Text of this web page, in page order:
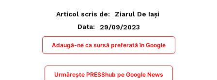
Articol scris de:
Ziarul De Iași
Data:
29/09/2023
Adaugă-ne ca sursă preferată în Google
Urmărește PRESShub pe Google News